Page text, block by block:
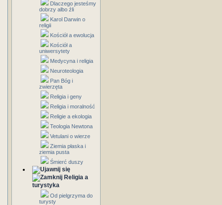
Dlaczego jesteśmy
dobrzy albo źli
Karol Darwin o
religii
Kościół a ewolucja
Kościół a
uniwersytety
Medycyna i religia
Neuroteologia
Pan Bóg i
zwierzęta
Religia i geny
Religia i moralność
Religie a ekologia
Teologia Newtona
Vetulani o wierze
Ziemia płaska i
ziemia pusta
Śmierć duszy
Religia a
turystyka
Od pielgrzyma do
turysty